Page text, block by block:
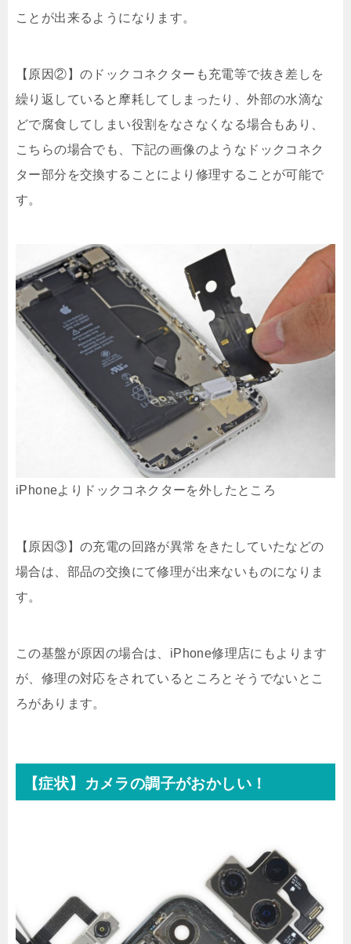
ことが出来るようになります。
【原因②】のドックコネクターも充電等で抜き差しを
繰り返していると摩耗してしまったり、外部の水滴な
どで腐食してしまい役割をなさなくなる場合もあり、
こちらの場合でも、下記の画像のようなドックコネク
ター部分を交換することにより修理することが可能で
す。
iPhoneよりドックコネクターを外したところ
【原因③】の充電の回路が異常をきたしていたなどの
場合は、部品の交換にて修理が出来ないものになりま
す。
この基盤が原因の場合は、iPhone修理店にもよります
が、修理の対応をされているところとそうでないとこ
ろがあります。
【症状】カメラの調子がおかしい！